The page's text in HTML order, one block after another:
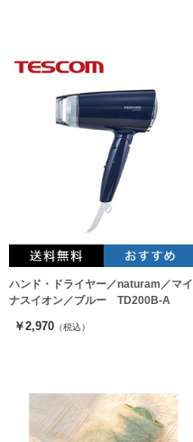
ハンド・ドライヤー／naturam／マイ
ナスイオン／ブルー TD200B-A
￥2,970 （税込）